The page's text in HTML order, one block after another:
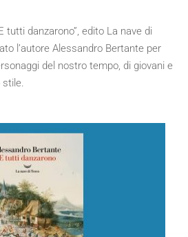
tutti danzarono”, edito La nave di
l’autore Alessandro Bertante per
del nostro tempo, di giovani e
stile.